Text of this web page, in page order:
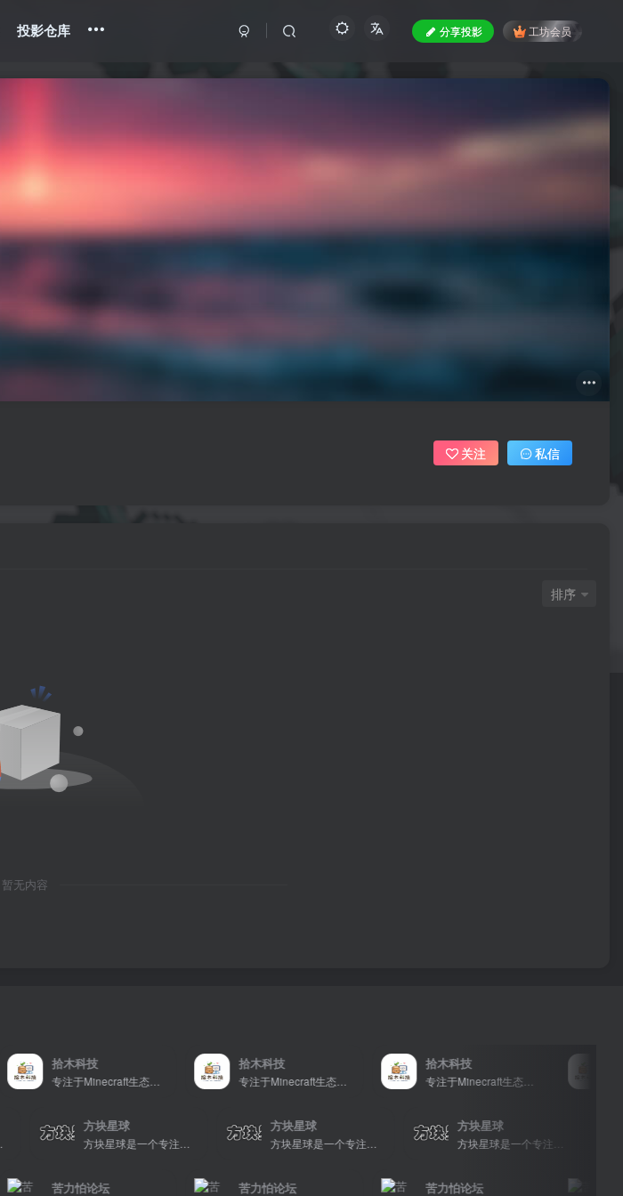
投影仓库 分享投影 工坊会员
关注 私信
排序
暂无内容
拾木科技
专注于Minecraft生态建设
拾木科技
专注于Minecraft生态建设
拾木科技
专注于Minecraft生态建设
方块星球 方块星球 方块星球
苦力怕论坛 苦力怕论坛 苦力怕论坛